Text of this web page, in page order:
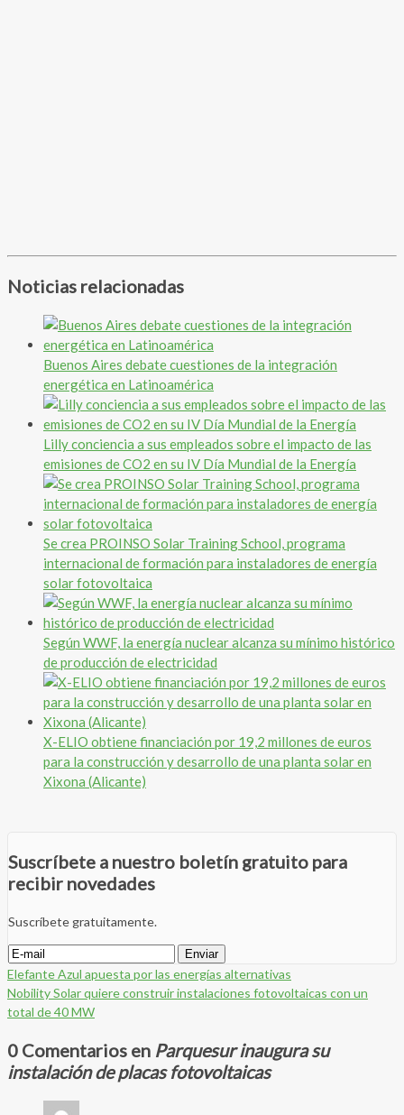
Noticias relacionadas
Buenos Aires debate cuestiones de la integración
energética en Latinoamérica
Lilly conciencia a sus empleados sobre el impacto de las
emisiones de CO2 en su IV Día Mundial de la Energía
Se crea PROINSO Solar Training School, programa
internacional de formación para instaladores de energía
solar fotovoltaica
Según WWF, la energía nuclear alcanza su mínimo histórico
de producción de electricidad
X-ELIO obtiene financiación por 19,2 millones de euros
para la construcción y desarrollo de una planta solar en
Xixona (Alicante)
Suscríbete a nuestro boletín gratuito para
recibir novedades
Suscríbete gratuitamente.
Elefante Azul apuesta por las energías alternativas
Nobility Solar quiere construir instalaciones fotovoltaicas con un
total de 40 MW
0 Comentarios en Parquesur inaugura su
instalación de placas fotovoltaicas